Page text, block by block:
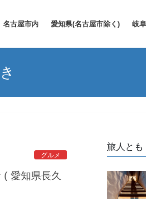
名古屋市内 愛知県(名古屋市除く) 岐
グルメ
愛知県長久
旅人とも